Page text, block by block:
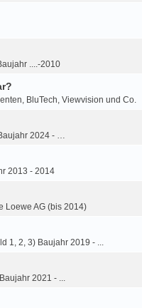
....-2010
BluTech, Viewvision und Co.
2024 - …
2013 - 2014
Loewe AG (bis 2014)
1, 2, 3) Baujahr 2019 - ...
2021 - ...